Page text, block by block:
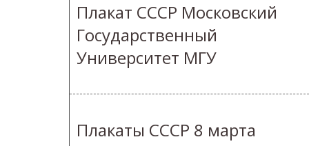
Плакат СССР Московский
Государственный
Университет МГУ
Плакаты СССР 8 марта